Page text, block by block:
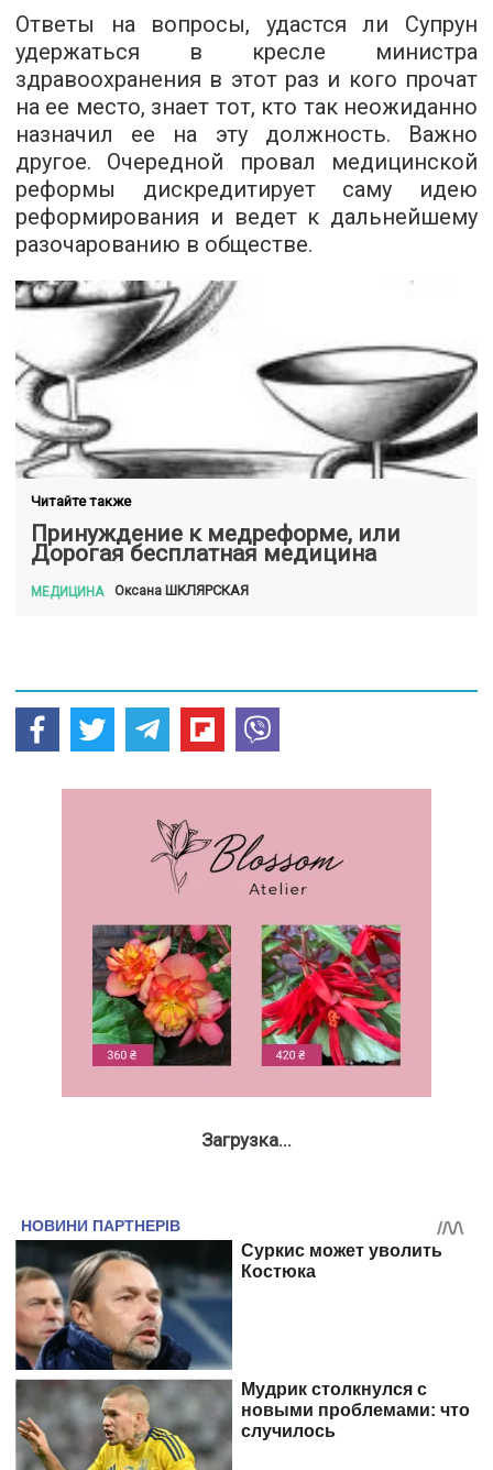
Ответы на вопросы, удастся ли Супрун
удержаться в кресле министра
здравоохранения в этот раз и кого прочат
на ее место, знает тот, кто так неожиданно
назначил ее на эту должность. Важно
другое. Очередной провал медицинской
реформы дискредитирует саму идею
реформирования и ведет к дальнейшему
разочарованию в обществе.
Читайте также
Принуждение к медреформе, или
Дорогая бесплатная медицина
МЕДИЦИНА Оксана ШКЛЯРСКАЯ
Загрузка...